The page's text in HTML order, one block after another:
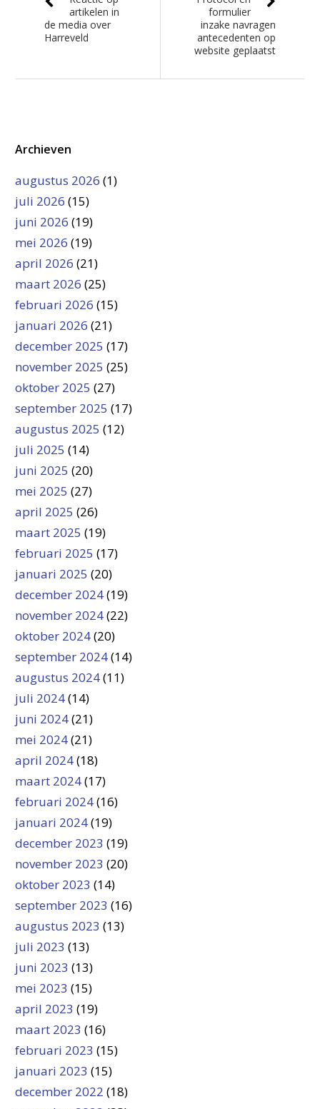
artikelen in
de media over
Harreveld
formulier
inzake navragen
antecedenten op
website geplaatst
Archieven
augustus 2026 (1)
juli 2026 (15)
juni 2026 (19)
mei 2026 (19)
april 2026 (21)
maart 2026 (25)
februari 2026 (15)
januari 2026 (21)
december 2025 (17)
november 2025 (25)
oktober 2025 (27)
september 2025 (17)
augustus 2025 (12)
juli 2025 (14)
juni 2025 (20)
mei 2025 (27)
april 2025 (26)
maart 2025 (19)
februari 2025 (17)
januari 2025 (20)
december 2024(19)
november 2024(22)
oktober 2024(20)
september 2024(14)
augustus 2024(11)
juli 2024(14)
juni 2024(21)
mei 2024(21)
april 2024(18)
maart 2024(17)
februari 2024(16)
januari 2024(19)
december 2023 (19)
november 2023 (20)
oktober 2023 (14)
september 2023 (16)
augustus 2023 (13)
juli 2023 (13)
juni 2023 (13)
mei 2023 (15)
april 2023 (19)
maart 2023 (16)
februari 2023 (15)
januari 2023 (15)
december 2022 (18)